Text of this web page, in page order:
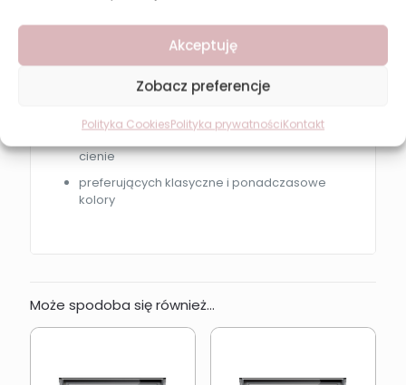
Akceptuję
Zobacz preferencje
Polityka CookiesPolityka prywatnościKontakt
osób:
lubiących naturalny makijaż oka
szukających matowych cieni nude
cienie
preferujących klasyczne i ponadczasowe
kolory
Może spodoba się również…